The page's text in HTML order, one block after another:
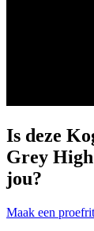
Is deze
Grey
jou?
Maak een proefrit